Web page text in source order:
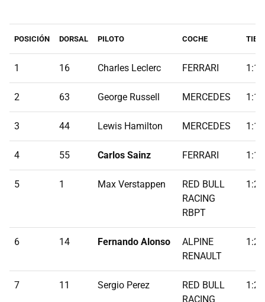
POSICIÓN DORSAL PILOTO COCHE
1 16 Charles Leclerc FERRARI
2 63 George Russell MERCEDES
3 44 Lewis Hamilton MERCEDES
4 55 Carlos Sainz FERRARI
5 1 Max Verstappen
RED BULL
RACING
RBPT
6 14 Fernando Alonso
ALPINE
RENAULT
7 11 Sergio Perez
RED BULL
RACING